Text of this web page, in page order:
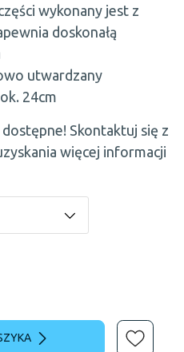
wykonany jest z
doskonałą
utwardzany
24cm
Skontaktuj się z
więcej informacji